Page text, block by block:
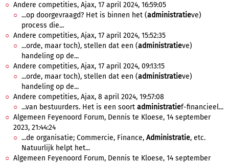
Andere competities, Ajax, 17 april 2024, 16:59:05
...op doorgevraagd? Het is binnen het (administratieve)
process die...
Andere competities, Ajax, 17 april 2024, 15:52:35
...orde, maar toch), stellen dat een (administratieve)
handeling op de...
Andere competities, Ajax, 17 april 2024, 09:13:15
...orde, maar toch), stellen dat een (administratieve)
handeling op de...
Andere competities, Ajax, 8 april 2024, 19:57:08
...van bestuurders. Het is een soort administratief-financieel...
Algemeen Feyenoord Forum, Dennis te Kloese, 14 september
2023, 21:44:24
...de organisatie; Commercie, Finance, Administratie, etc.
Natuurlijk helpt het...
Algemeen Feyenoord Forum, Dennis te Kloese, 14 september